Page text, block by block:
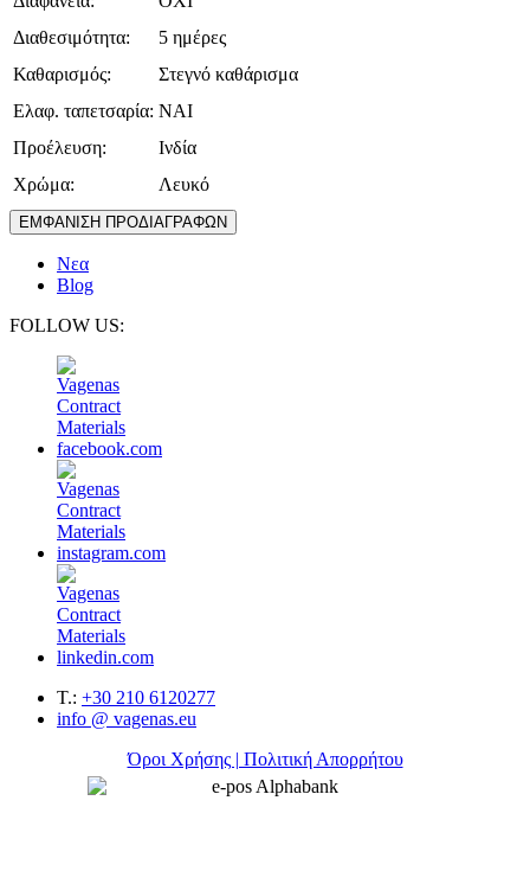
Διαθεσιμότητα:
5 ημέρες
Καθαρισμός:
Στεγνό καθάρισμα
Ελαφ. ταπετσαρία: ΝΑΙ
Προέλευση:
Ινδία
Χρώμα:
Λευκό
ΕΜΦΑΝΙΣΗ ΠΡΟΔΙΑΓΡΑΦΩΝ
Νεα
Blog
FOLLOW US:
T.: +30 210 6120277
info @ vagenas.eu
Όροι Χρήσης | Πολιτική Απορρήτου